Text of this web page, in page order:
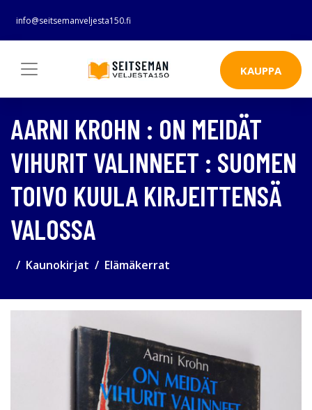
info@seitsemanveljesta150.fi
KAUPPA
AARNI KROHN : ON MEIDÄT
VIHURIT VALINNEET : SUOMEN
TOIVO KUULA KIRJEITTENSÄ
VALOSSA
Kaunokirjat Elämäkerrat